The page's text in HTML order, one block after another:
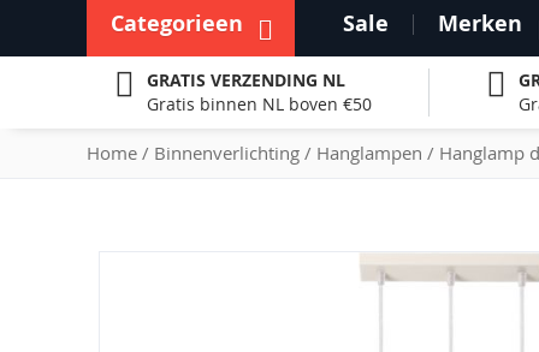
Categorieen Sale Merken
GRATIS VERZENDING NL
Gratis binnen NL boven €50
Home Binnenverlichting Hanglampen Hanglamp